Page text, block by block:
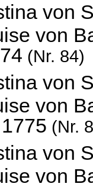
von
von
(Nr. 84)
von
von
(Nr.
von
von